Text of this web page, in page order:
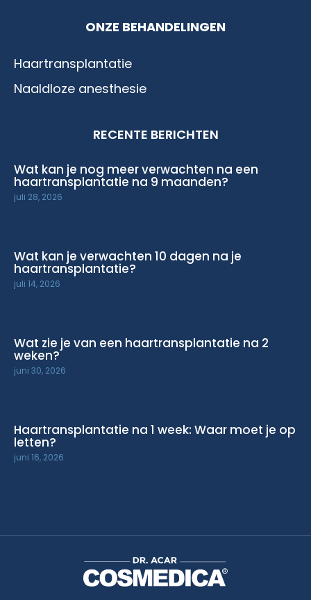
ONZE BEHANDELINGEN
Haartransplantatie
Naaldloze anesthesie
RECENTE BERICHTEN
Wat kan je nog meer verwachten na een
haartransplantatie na 9 maanden?
juli 28, 2026
Wat kan je verwachten 10 dagen na je
haartransplantatie?
juli 14, 2026
Wat zie je van een haartransplantatie na 2
weken?
juni 30, 2026
Haartransplantatie na 1 week: Waar moet je op
letten?
juni 16, 2026